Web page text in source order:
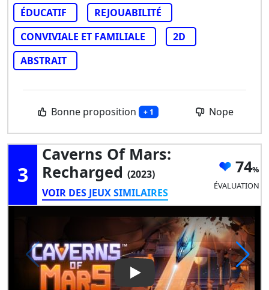
ÉDUCATIF
REJOUABILITÉ
CONVIVIALE ET FAMILIALE
2D
ABSTRAIT
Bonne proposition + 1 Nope
3
Caverns Of Mars:
Recharged (2023)
VOIR DES JEUX SIMILAIRES
74
ÉVALUATION
Play Video: Caverns of Mars: